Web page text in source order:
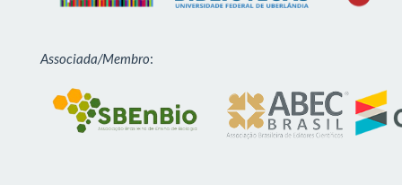
Associada/Membro: